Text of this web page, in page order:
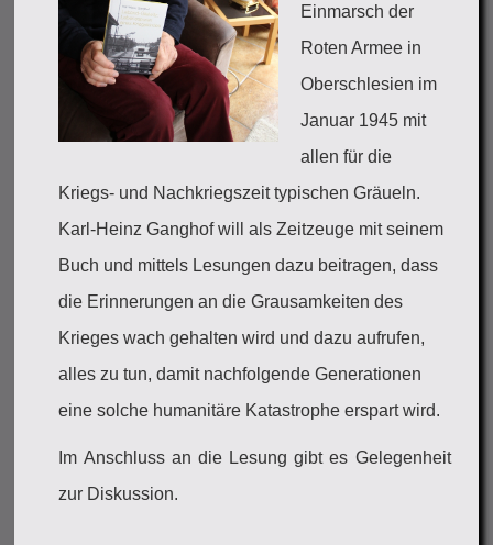
Einmarsch der
Roten Armee in
Oberschlesien im
Januar 1945 mit
allen für die
Kriegs- und Nachkriegszeit typischen Gräueln.
Karl-Heinz Ganghof will als Zeitzeuge mit seinem
Buch und mittels Lesungen dazu beitragen, dass
die Erinnerungen an die Grausamkeiten des
Krieges wach gehalten wird und dazu aufrufen,
alles zu tun, damit nachfolgende Generationen
eine solche humanitäre Katastrophe erspart wird.
Im Anschluss an die Lesung gibt es Gelegenheit
zur Diskussion.